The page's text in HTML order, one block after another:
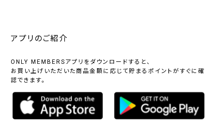
アプリのご紹介
ONLY MEMBERSアプリをダウンロードすると、
お買い上げいただいた商品金額に応じて貯まるポイントがすぐに確
認できます。